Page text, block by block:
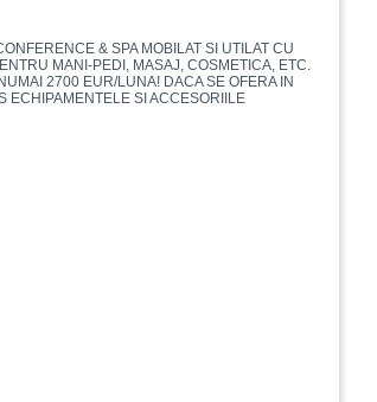
& SPA MOBILAT SI UTILAT CU
MANI-PEDI, MASAJ, COSMETICA, ETC.
2700 EUR/LUNA! DACA SE OFERA IN
ECHIPAMENTELE SI ACCESORIILE